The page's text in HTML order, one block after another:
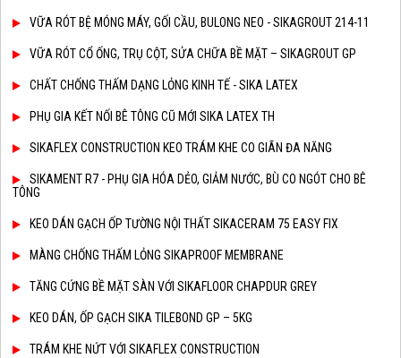
VỮA RÓT BỆ MÓNG MÁY, GỐI CẦU, BULONG NEO - SIKAGROUT 214-11
VỮA RÓT CỔ ỐNG, TRỤ CỘT, SỬA CHỮA BỀ MẶT – SIKAGROUT GP
CHẤT CHỐNG THẤM DẠNG LỎNG KINH TẾ - SIKA LATEX
PHỤ GIA KẾT NỐI BÊ TÔNG CŨ MỚI SIKA LATEX TH
SIKAFLEX CONSTRUCTION KEO TRÁM KHE CO GIÃN ĐA NĂNG
SIKAMENT R7 - PHỤ GIA HÓA DẺO, GIẢM NƯỚC, BÙ CO NGÓT CHO BÊ
TÔNG
KEO DÁN GẠCH ỐP TƯỜNG NỘI THẤT SIKACERAM 75 EASY FIX
MÀNG CHỐNG THẤM LỎNG SIKAPROOF MEMBRANE
TĂNG CỨNG BỀ MẶT SÀN VỚI SIKAFLOOR CHAPDUR GREY
KEO DÁN, ỐP GẠCH SIKA TILEBOND GP – 5KG
TRÁM KHE NỨT VỚI SIKAFLEX CONSTRUCTION